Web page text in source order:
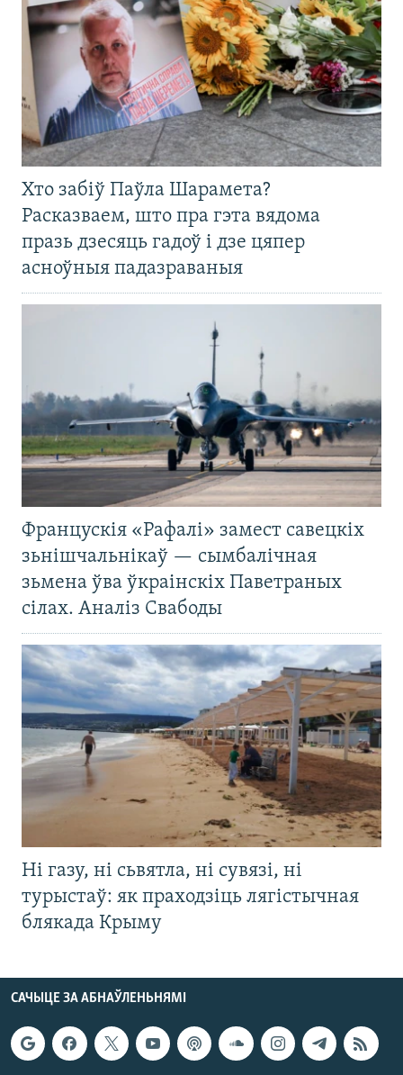
Хто забіў Паўла Шарамета?
Расказваем, што пра гэта вядома
празь дзесяць гадоў і дзе цяпер
асноўныя падазраваныя
Францускія «Рафалі» замест савецкіх
зьнішчальнікаў — сымбалічная
зьмена ўва ўкраінскіх Паветраных
сілах. Аналіз Свабоды
Ні газу, ні сьвятла, ні сувязі, ні
турыстаў: як праходзіць лягістычная
блякада Крыму
САЧЫЦЕ ЗА АБНАЎЛЕНЬНЯМІ